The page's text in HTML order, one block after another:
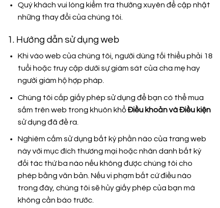
Quý khách vui lòng kiểm tra thường xuyên để cập nhật
những thay đổi của chúng tôi.
1. Hướng dẫn sử dụng web
Khi vào web của chúng tôi, người dùng tối thiểu phải 18
tuổi hoặc truy cập dưới sự giám sát của cha mẹ hay
người giám hộ hợp pháp.
Chúng tôi cấp giấy phép sử dụng để bạn có thể mua
sắm trên web trong khuôn khổĐiều khoản và Điều kiện
sử dụng đã đề ra.
Nghiêm cấm sử dụng bất kỳ phần nào của trang web
này với mục đích thương mại hoặc nhân danh bất kỳ
đối tác thứ ba nào nếu không được chúng tôi cho
phép bằng văn bản. Nếu vi phạm bất cứ điều nào
trong đây, chúng tôi sẽ hủy giấy phép của bạn mà
không cần báo trước.